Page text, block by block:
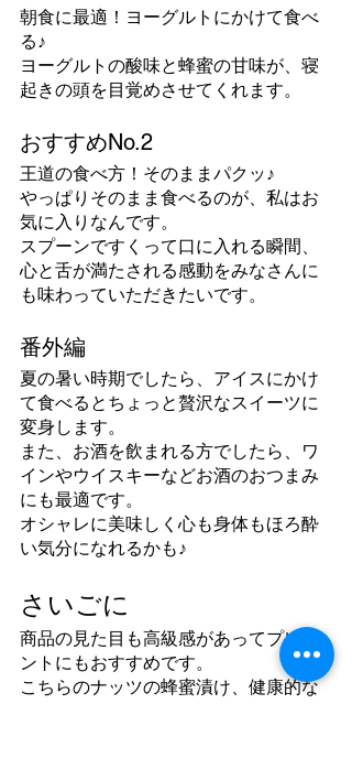
朝食に最適！ヨーグルトにかけて食べ
る♪
ヨーグルトの酸味と蜂蜜の甘味が、寝
起きの頭を目覚めさせてくれます。
おすすめNo.2
王道の食べ方！そのままパクッ♪
やっぱりそのまま食べるのが、私はお
気に入りなんです。
スプーンですくって口に入れる瞬間、
心と舌が満たされる感動をみなさんに
も味わっていただきたいです。
番外編
夏の暑い時期でしたら、アイスにかけ
て食べるとちょっと贅沢なスイーツに
変身します。
また、お酒を飲まれる方でしたら、ワ
インやウイスキーなどお酒のおつまみ
にも最適です。
オシャレに美味しく心も身体もほろ酔
い気分になれるかも♪
さいごに
商品の見た目も高級感があってプレゼ
ントにもおすすめです。
こちらのナッツの蜂蜜漬け、健康的な